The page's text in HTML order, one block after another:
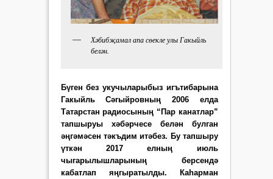
Хәбибҗамал апа сөекле улы Гакыйль
белән.
Бүген без укучыларыбыз игътибарына
Гакыйль Сә­гыйровның 2006 елда
Татарстан радиосының “Пар канатлар”
тапшыруы хәбәрчесе бе­лән булган
әңгәмәсен тәкъ­дим итәбез. Бу тапшыру
үткән 2017 елның июль
чыгарылышларының берсендә
кабатлап яңгыратылды. Ка­һарман